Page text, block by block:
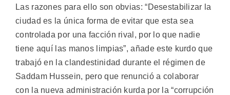
Las razones para ello son obvias: “Desestabilizar la
ciudad es la única forma de evitar que esta sea
controlada por una facción rival, por lo que nadie
tiene aquí las manos limpias”, añade este kurdo que
trabajó en la clandestinidad durante el régimen de
Saddam Hussein, pero que renunció a colaborar
con la nueva administración kurda por la “corrupción